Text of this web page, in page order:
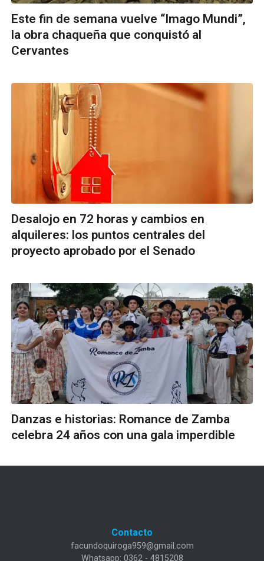
Este fin de semana vuelve “Imago Mundi”,
la obra chaqueña que conquistó al
Cervantes
Desalojo en 72 horas y cambios en
alquileres: los puntos centrales del
proyecto aprobado por el Senado
Danzas e historias: Romance de Zamba
celebra 24 años con una gala imperdible
Contacto
facundoquiroga959@gmail.com
Whatsapp: 0362 - 4815208